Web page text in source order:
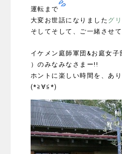
運転まで
大変お世話になりました グ
そしてそして、ご一緒させ
イケメン庭師軍団&お庭女
）のみなみなさまー!!
ホントに楽しい時間を、あ
(*≧∀≦*)